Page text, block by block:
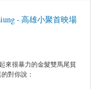
- 高雄小聚首映場
來很暴力的金髮雙馬尾貧
對你說：